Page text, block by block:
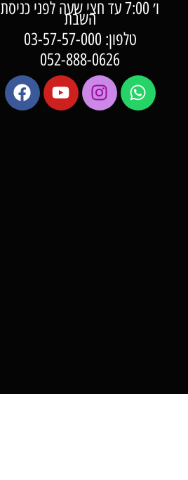
ו׳ 7:00 עד חצי שעה לפני כניסת
השבת
טלפון: 03-57-57-000
052-888-0626